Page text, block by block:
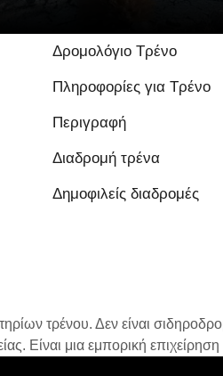
Δρομολόγιο Τρένο
Πληροφορίες για Τρένο
Περιγραφή
Διαδρομή τρένα
Δημοφιλείς διαδρομές
τρένου. Δεν είναι
Είναι μια εμπορική